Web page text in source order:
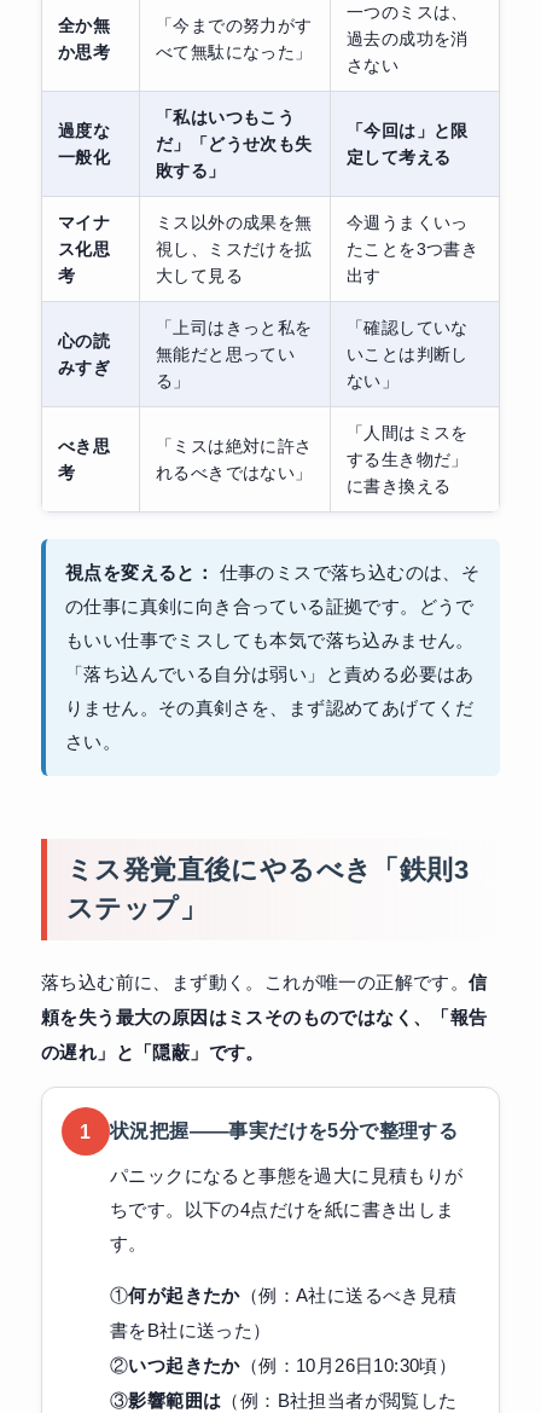
全か無
か思考
「今までの努力がす
べて無駄になった」
一つのミスは、
過去の成功を消
さない
過度な
一般化
「私はいつもこう
だ」「どうせ次も失
敗する」
「今回は」と限
定して考える
マイナ
ス化思
考
ミス以外の成果を無
視し、ミスだけを拡
大して見る
今週うまくいっ
たことを3つ書き
出す
心の読
みすぎ
「上司はきっと私を
無能だと思ってい
る」
「確認していな
いことは判断し
ない」
べき思
考
「ミスは絶対に許さ
れるべきではない」
「人間はミスを
する生き物だ」
に書き換える
視点を変えると：
仕事のミスで落ち込むのは、そ
の仕事に真剣に向き合っている証拠です。どうで
もいい仕事でミスしても本気で落ち込みません。
「落ち込んでいる自分は弱い」と責める必要はあ
りません。その真剣さを、まず認めてあげてくだ
さい。
ミス発覚直後にやるべき「鉄則3
ステップ」
落ち込む前に、まず動く。これが唯一の正解です。信
頼を失う最大の原因はミスそのものではなく、「報告
の遅れ」と「隠蔽」です。
1 状況把握——事実だけを5分で整理する
パニックになると事態を過大に見積もりが
ちです。以下の4点だけを紙に書き出しま
す。
①何が起きたか（例：A社に送るべき見積
書をB社に送った）
②いつ起きたか（例：10月26日10:30頃）
③影響範囲は （例：B社担当者が閲覧した